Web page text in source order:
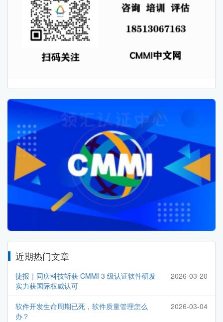
近期热门文章
捷报｜同庆科技斩获 CMMI 3 级认证软件研发
实力获国际权威认可
2026-03-20
软件开发生命周期已死，软件质量管理怎么
办？
2026-03-04